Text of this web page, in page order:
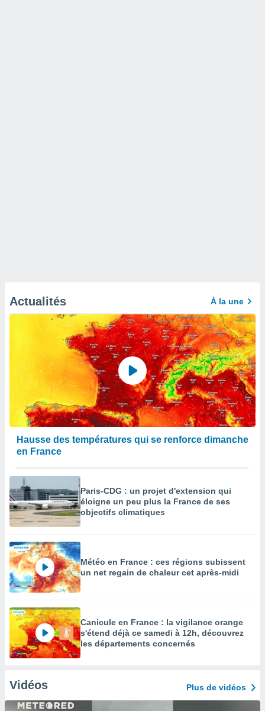
Actualités À la une
Hausse des températures qui se renforce dimanche
en France
Paris-CDG : un projet d'extension qui
éloigne un peu plus la France de ses
objectifs climatiques
Météo en France : ces régions subissent
un net regain de chaleur cet après-midi
Canicule en France : la vigilance orange
s'étend déjà ce samedi à 12h, découvrez
les départements concernés
Vidéos Plus de vidéos